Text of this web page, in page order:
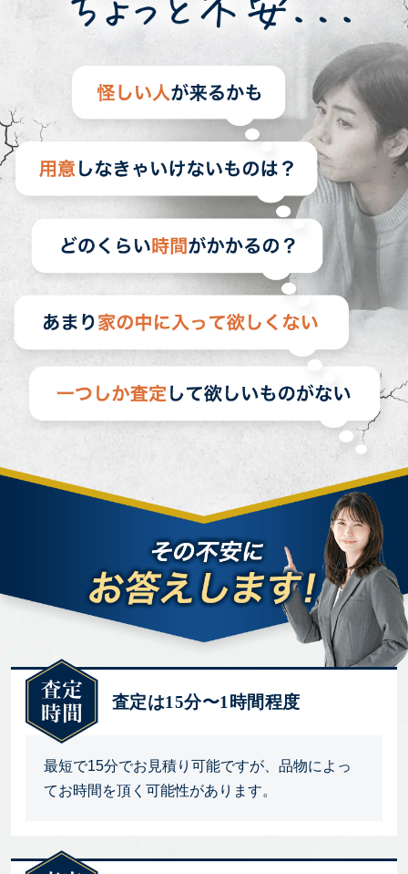
査定は15分〜1時間程度
最短で15分でお見積り可能ですが、品物によっ
てお時間を頂く可能性があります。